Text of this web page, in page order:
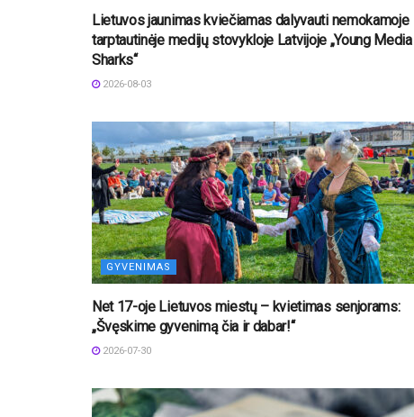
Lietuvos jaunimas kviečiamas dalyvauti nemokamoje
tarptautinėje medijų stovykloje Latvijoje „Young Media
Sharks“
2026-08-03
GYVENIMAS
Net 17-oje Lietuvos miestų – kvietimas senjorams:
„Švęskime gyvenimą čia ir dabar!“
2026-07-30